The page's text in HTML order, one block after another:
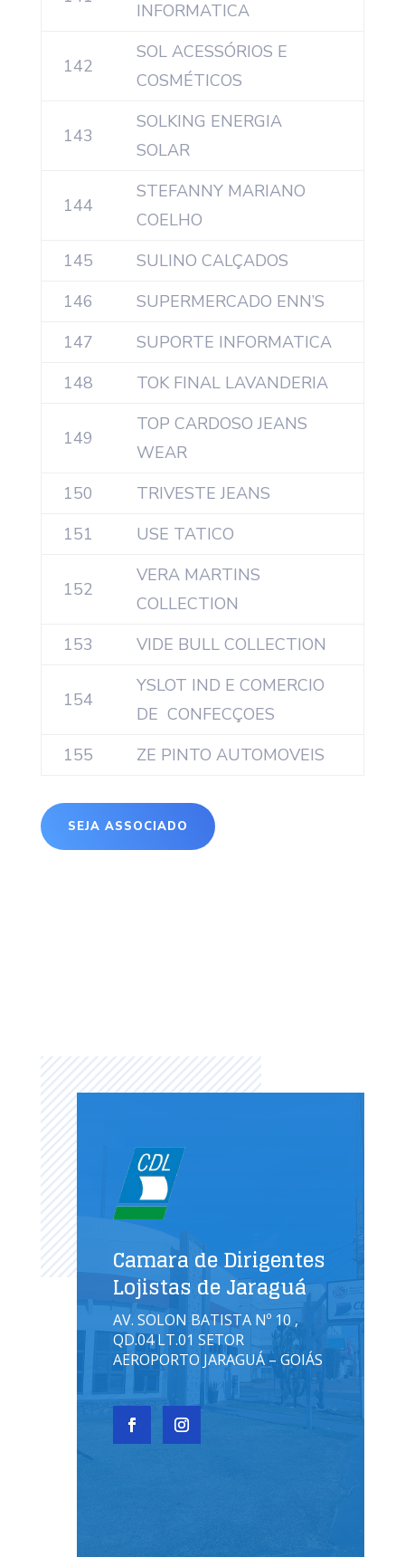
INFORMATICA
142
SOL ACESSÓRIOS E
COSMÉTICOS
143
SOLKING ENERGIA
SOLAR
144
STEFANNY MARIANO
COELHO
145
SULINO CALÇADOS
146
SUPERMERCADO ENN’S
147
SUPORTE INFORMATICA
148
TOK FINAL LAVANDERIA
149
TOP CARDOSO JEANS
WEAR
150
TRIVESTE JEANS
151
USE TATICO
152
VERA MARTINS
COLLECTION
153
VIDE BULL COLLECTION
154
YSLOT IND E COMERCIO
DE CONFECÇOES
155
ZE PINTO AUTOMOVEIS
SEJA ASSOCIADO
Camara de Dirigentes
Lojistas de Jaraguá
AV. SOLON BATISTA Nº 10 ,
QD.04 LT.01 SETOR
AEROPORTO JARAGUÁ – GOIÁS